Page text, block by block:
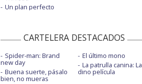
Un plan perfecto
CARTELERA DESTACADOS
Spider-man: Brand
new day
Buena suerte, pásalo
bien, no mueras
El último mono
La patrulla canina: La
dino película